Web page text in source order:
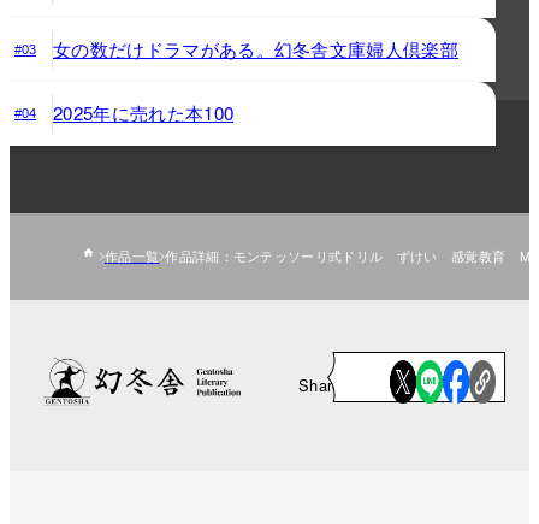
#03 女の数だけドラマがある。幻冬舎文庫婦人倶楽部
#04 2025年に売れた本100
作品一覧 作品詳細：モンテッソーリ式ドリル ずけい 感覚教育
Share